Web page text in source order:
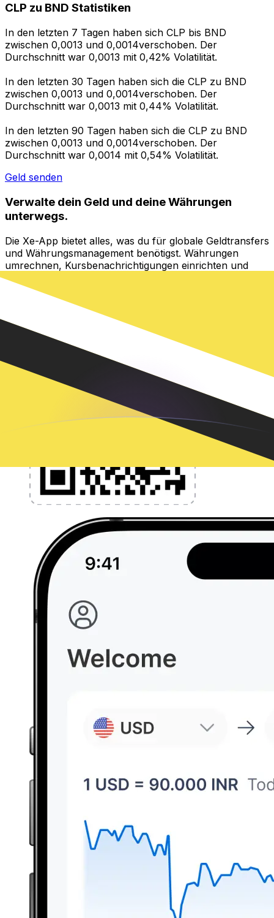
CLP zu BND Statistiken
In den letzten 7 Tagen haben sich CLP bis BND
zwischen 0,0013 und 0,0014verschoben. Der
Durchschnitt war 0,0013 mit 0,42% Volatilität.
In den letzten 30 Tagen haben sich die CLP zu BND
zwischen 0,0013 und 0,0014verschoben. Der
Durchschnitt war 0,0013 mit 0,44% Volatilität.
In den letzten 90 Tagen haben sich die CLP zu BND
zwischen 0,0013 und 0,0014verschoben. Der
Durchschnitt war 0,0014 mit 0,54% Volatilität.
Geld senden
Verwalte dein Geld und deine Währungen
unterwegs.
Die Xe-App bietet alles, was du für globale Geldtransfers
und Währungsmanagement benötigst. Währungen
umrechnen, Kursbenachrichtigungen einrichten und
Geld ins Ausland überweisen, ohne versteckte
Gebühren. Heute herunterladen!